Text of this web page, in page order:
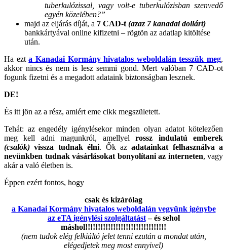
tuberkulózissal, vagy volt-e tuberkulózisban szenvedő
egyén közelében?”
majd az eljárás díját, a 7 CAD-t (azaz 7 kanadai dollárt)
bankkártyával online kifizetni – rögtön az adatlap kitöltése
után.
Ha ezta Kanadai Kormány hivatalos weboldalán tesszük meg,
akkor nincs és nem is lesz semmi gond. Mert valóban 7 CAD-ot
fogunk fizetni és a megadott adataink biztonságban lesznek.
DE!
És itt jön az a rész, amiért eme cikk megszületett.
Tehát: az engedély igénylésekor minden olyan adatot kötelezően
meg kell adni magunkról, amellyelrossz indulatú emberek
(csalók) vissza tudnak élni. Ők azadatainkat felhasználva a
nevünkben tudnak vásárlásokat bonyolítani az interneten, vagy
akár a való életben is.
Éppen ezért fontos, hogy
csak és kizárólag
a Kanadai Kormány hivatalos weboldalán vegyünk igénybe
az eTA igénylési szolgáltatást– és sehol
máshol!!!!!!!!!!!!!!!!!!!!!!!!!!!!!!!!
(nem tudok elég felkiáltó jelet tenni ezután a mondat után,
elégedjetek meg most ennyivel)